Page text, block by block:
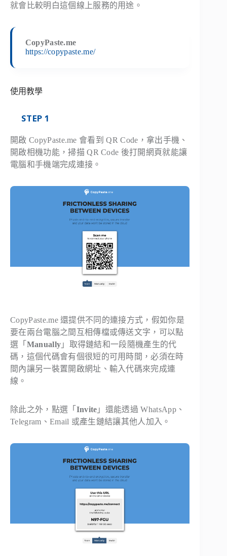
就會比較明白這個線上服務的用途。
CopyPaste.me
https://copypaste.me/
使用教學
STEP 1
開啟 CopyPaste.me 會看到 QR Code，拿出手機、
開啟相機功能，掃描 QR Code 後打開網頁就能讓
電腦和手機端完成連接。
CopyPaste.me 還提供不同的連接方式，假如你是
要在兩台電腦之間互相傳檔或傳送文字，可以點
選「 Manually 」取得鏈結和一段隨機產生的代
碼，這個代碼會有個很短的可用時間，必須在時
間內讓另一裝置開啟網址、輸入代碼來完成連
線。
除此之外，點選「 Invite 」還能透過 WhatsApp、
Telegram、Email 或產生鏈結讓其他人加入。